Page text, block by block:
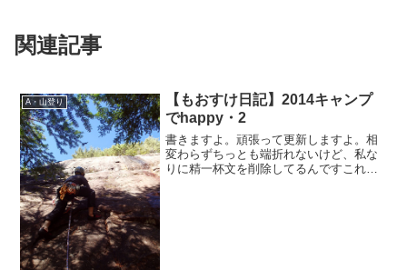
関連記事
A・山登り
【もおすけ日記】2014キャンプ
でhappy・2
書きますよ。頑張って更新しますよ。相
変わらずちっとも端折れないけど、私な
りに精一杯文を削除してるんですこれで